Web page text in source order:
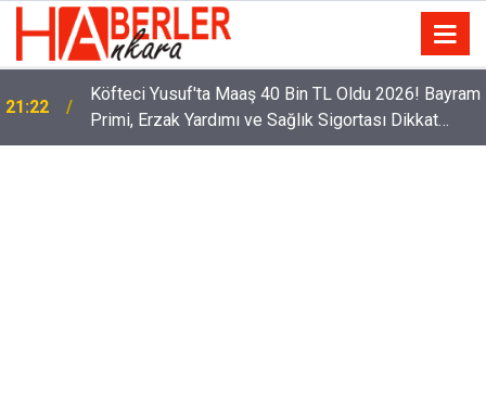
21:22
Köfteci Yusuf'ta Maaş 40 Bin TL Oldu 2026! Bayram
Primi, Erzak Yardımı ve Sağlık Sigortası Dikkat
Çekti